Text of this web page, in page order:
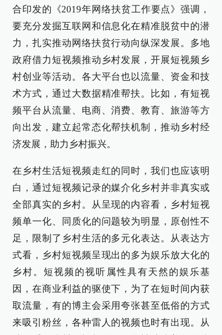
合印发的《2019年网络扶贫工作要点》强调，
要充分发掘互联网和信息化在精准脱贫中的潜
力，扎实推动网络扶贫行动向纵深发展。多地
政府借力短视频推动乡村发展，开展短视频乡
村创业等活动。各大平台也以流量、资金和技
术方式，通过大数据精准帮扶。比如，有短视
频平台从流量、电商、消费、教育、旅游等方
向出发，建立起常态化帮扶机制，推动乡村经
济发展，助力乡村振兴。
在乡村生活短视频走红的同时，我们也应该明
白，通过短视频记录的媒介化乡村并非真实或
全部真实的乡村。从呈现的内容看，乡村短视
频单一化、同质化的问题较为明显，原创性不
足，限制了乡村生活的多元化表达。从表达方
式看，乡村短视频呈现出的多为娱乐放大化的
乡村。短视频的视听属性具有天然的娱乐基
因，在商业利益的驱使下，为了在短时间内获
取流量，有的博主会采用夸张甚至低俗的方式
来吸引粉丝，各种雷人的视频也时有出现。从